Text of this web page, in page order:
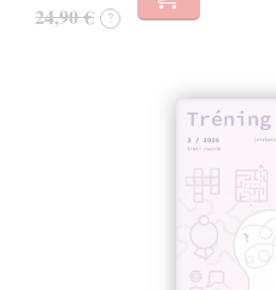
24,90 € ?